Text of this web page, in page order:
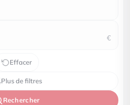
€
Effacer
Plus de filtres
Rechercher